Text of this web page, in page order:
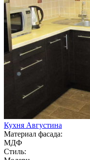
Кухня Августина
Материал фасада:
МДФ
Стиль: